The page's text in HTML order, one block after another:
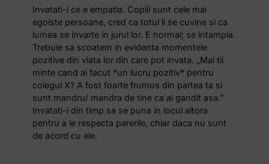
Invatati-i ce e empatia. Copiii sunt cele mai
egoiste persoane, cred ca totul li se cuvine si ca
lumea se invarte in jurul lor. E normal; se intampla.
Trebuie sa scoatem in evidenta momentele
pozitive din viata lor din care pot invata. „Mai tii
minte cand ai facut *un lucru pozitiv* pentru
colegul X? A fost foarte frumos din partea ta si
sunt mandru/ mandra de tine ca ai gandit asa.”
Invatati-i din timp sa se puna in locul altora
pentru a le respecta parerile, chiar daca nu sunt
de acord cu ele.